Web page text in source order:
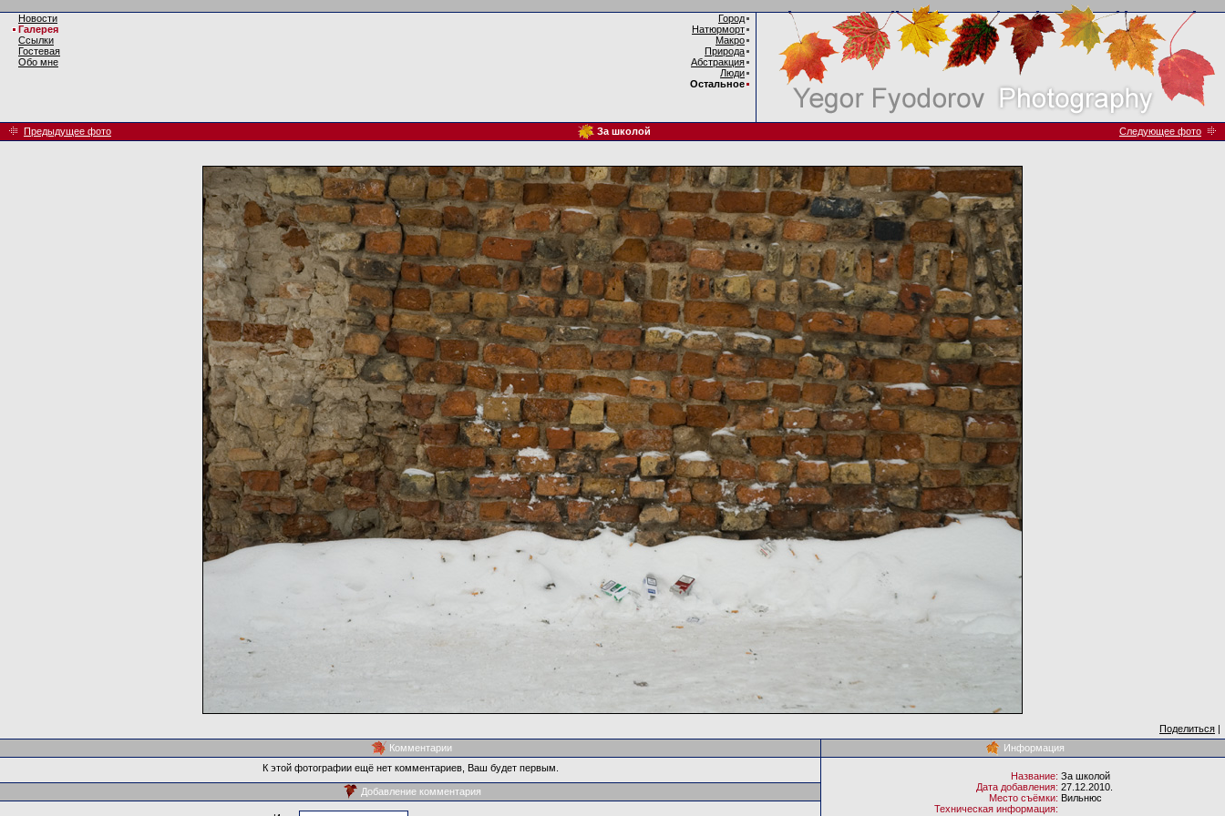
Новости
Галерея
Ссылки
Гостевая
Обо мне
Город
Натюрморт
Макро
Природа
Абстракция
Люди
Остальное
Предыдущее фото За школой Следующее фото
Поделиться |
Комментарии
Информация
К этой фотографии ещё нет комментариев, Ваш будет первым.
Добавление комментария
Название: За школой
Дата добавления: 27.12.2010.
Место съёмки: Вильнюс
Техническая информация: